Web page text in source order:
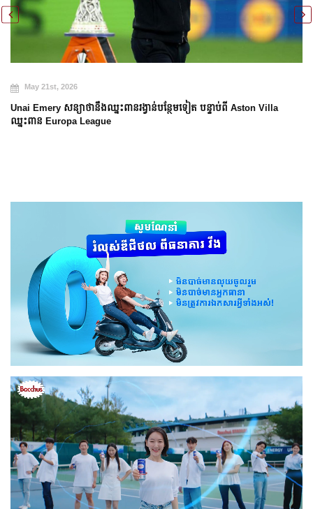
ទៀត បន្ទាប់ពី Aston Villa Arsenal បញ្ចប់ការរង់ចាំ ២២ ឆ្នាំ ដើម្បីឈ្នះពា